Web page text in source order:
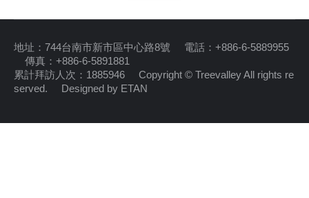
地址：744台南市新市區中心路8號 電話：+886-6-5889955
傳真：+886-6-5891881
累計拜訪人次：1885946 Copyright © Treevalley All rights re
served. Designed by ETAN